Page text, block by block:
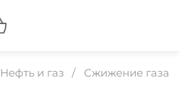
Нефть и газ Сжижение газа